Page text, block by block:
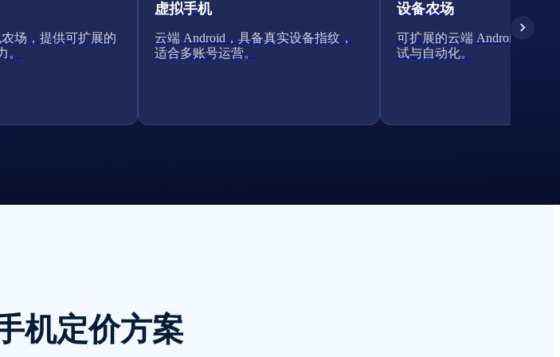
场，提供可扩展的
。
虚拟手机
云端 Android，具备真实设备指纹，
适合多账号运营。
设备农场
可扩展的云端 Android 集群
试与自动化。
机定价方案